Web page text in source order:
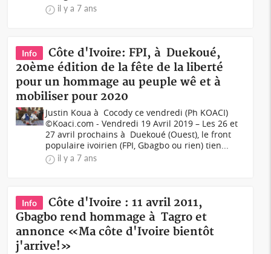
il y a 7 ans
Info
Côte d'Ivoire: FPI, à Duekoué,
20ème édition de la fête de la liberté
pour un hommage au peuple wê et à
mobiliser pour 2020
Justin Koua à Cocody ce vendredi (Ph KOACI)
©Koaci.com - Vendredi 19 Avril 2019 – Les 26 et
27 avril prochains à Duekoué (Ouest), le front
populaire ivoirien (FPI, Gbagbo ou rien) tien...
il y a 7 ans
Info
Côte d'Ivoire : 11 avril 2011,
Gbagbo rend hommage à Tagro et
annonce «Ma côte d'Ivoire bientôt
j'arrive!»